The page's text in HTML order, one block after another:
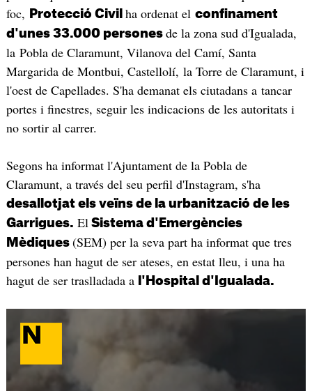
foc,
Protecció Civil ha ordenat el confinament
d'unes 33.000 persones de la zona sud d'Igualada,
la Pobla de Claramunt, Vilanova del Camí, Santa
Margarida de Montbui, Castellolí, la Torre de Claramunt, i
l'oest de Capellades. S'ha demanat els ciutadans a tancar
portes i finestres, seguir les indicacions de les autoritats i
no sortir al carrer.
Segons ha informat l'Ajuntament de la Pobla de
Claramunt, a través del seu perfil d'Instagram, s'ha
desallotjat els veïns de la urbanització de les
Garrigues. El Sistema d'Emergències
Mèdiques (SEM) per la seva part ha informat que tres
persones han hagut de ser ateses, en estat lleu, i una ha
hagut de ser traslladada a
l'Hospital d'Igualada.